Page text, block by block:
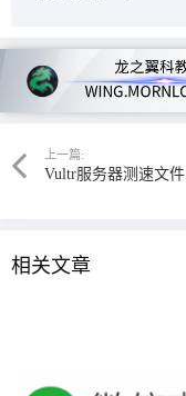
上一篇:
Vultr服务器测速文件
相关文章